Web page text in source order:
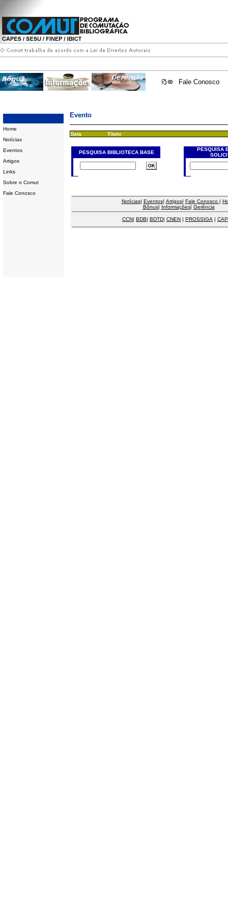
Fale Conosco
Home
Notícias
Eventos
Artigos
Links
Sobre o Comut
Fale Conosco
Evento
Data Título
PESQUISA BIBLIOTECA BASE
PESQUISA
Notícias| Eventos| Artigos| Fale Conosco |
Bônus| Informações| Gerência
CCN| BDB| BDTD| CNEN | PROSSIGA |